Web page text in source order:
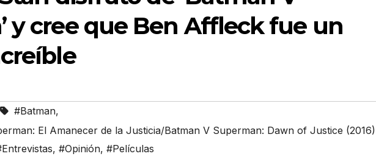
y cree que Ben Affleck fue un
#Batman,
El Amanecer de la Justicia/Batman V Superman: Dawn of Justice (2016)
, #Opinión, #Películas